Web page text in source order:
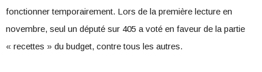
fonctionner temporairement. Lors de la première lecture en
novembre, seul un député sur 405 a voté en faveur de la partie
« recettes » du budget, contre tous les autres.